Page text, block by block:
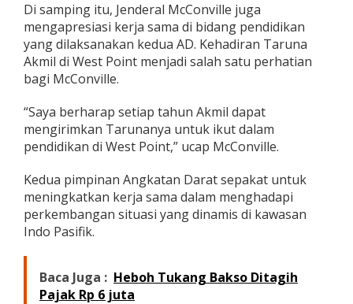
Di samping itu, Jenderal McConville juga
mengapresiasi kerja sama di bidang pendidikan
yang dilaksanakan kedua AD. Kehadiran Taruna
Akmil di West Point menjadi salah satu perhatian
bagi McConville.
“Saya berharap setiap tahun Akmil dapat
mengirimkan Tarunanya untuk ikut dalam
pendidikan di West Point,” ucap McConville.
Kedua pimpinan Angkatan Darat sepakat untuk
meningkatkan kerja sama dalam menghadapi
perkembangan situasi yang dinamis di kawasan
Indo Pasifik.
Baca Juga : Heboh Tukang Bakso Ditagih
Pajak Rp 6 juta